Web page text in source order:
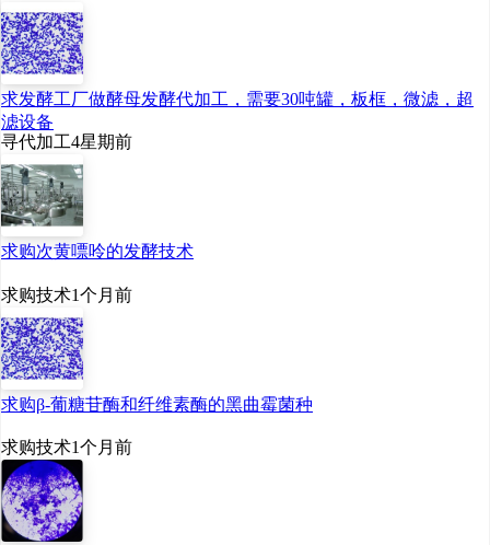
求发酵工厂做酵母发酵代加工，需要30吨罐，板框，微滤，超
滤设备
寻代加工4星期前
求购次黄嘌呤的发酵技术
求购技术1个月前
求购β-葡糖苷酶和纤维素酶的黑曲霉菌种
求购技术1个月前